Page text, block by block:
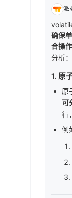
派
确保
合操
分析：
1. 原
原
可
行
例